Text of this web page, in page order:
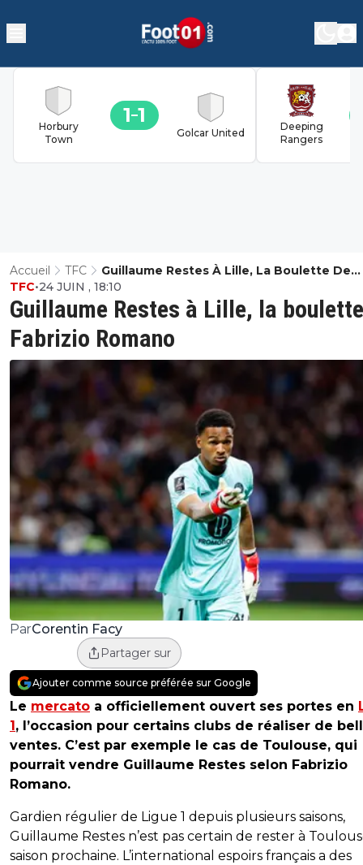
Horbury
Town
1 1
Golcar United
Deeping
Rangers
Accueil TFC
Guillaume Restes À Lille, La Boulette De
Fabrizio Romano
Guillaume Restes à Lille, la
Fabrizio Romano
TFC•24 JUIN , 18:10
ParCorentin Facy
Partager sur
Ajouter comme source préférée sur Google
Le mercato a officiellement ouvert ses portes en
1 , l’occasion pour certains clubs de réaliser de
ventes. C’est par exemple le cas de Toulouse, qui
pourrait vendre Guillaume Restes selon Fabrizio
Romano.
Gardien régulier de Ligue 1 depuis plusieurs saisons,
Guillaume Restes n’est pas certain de rester à
saison prochaine. L’international espoirs français a des